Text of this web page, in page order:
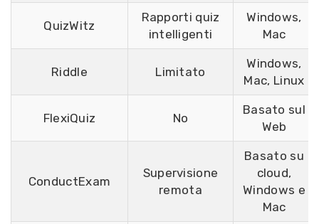
QuizWitz
Rapporti quiz
intelligenti
Windows,
Mac
Riddle Limitato
Windows,
Mac, Linux
FlexiQuiz No
Basato sul
Web
ConductExam
Supervisione
remota
Basato su
cloud,
Windows e
Mac